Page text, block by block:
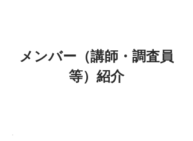
​メンバー（講師・調査員
等）紹介